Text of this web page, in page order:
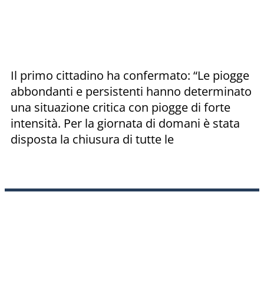
Il primo cittadino ha confermato: “Le piogge
abbondanti e persistenti hanno determinato
una situazione critica con piogge di forte
intensità. Per la giornata di domani è stata
disposta la chiusura di tutte le